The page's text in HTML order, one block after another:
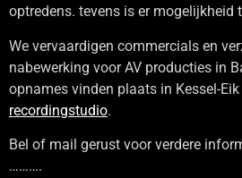
optredens. tevens is er mogelijkheid
We vervaardigen commercials en
nabewerking voor AV producties in
opnames vinden plaats in Kessel-
recordingstudio.
Bel of mail gerust voor verdere
……….